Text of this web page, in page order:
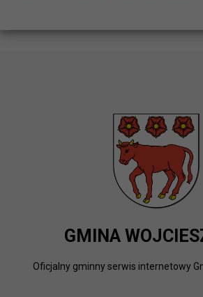
GMINA
Oficjalny gminny serwis internetowy